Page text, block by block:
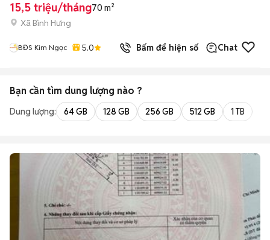
15,5 triệu/tháng70 m²
Xã Bình Hưng
BĐS Kim Ngọc 5.0 Bấm để hiện số Chat
Bạn cần tìm dung lượng nào ?
Dung lượng: 64 GB 128 GB 256 GB 512 GB 1 TB